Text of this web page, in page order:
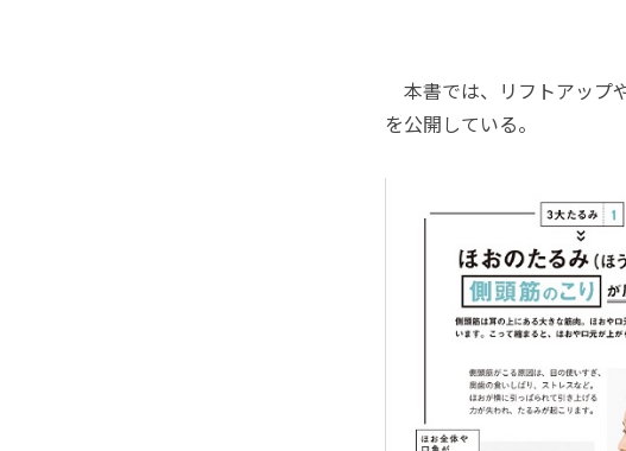
本書では、リフトアップ
を公開している。